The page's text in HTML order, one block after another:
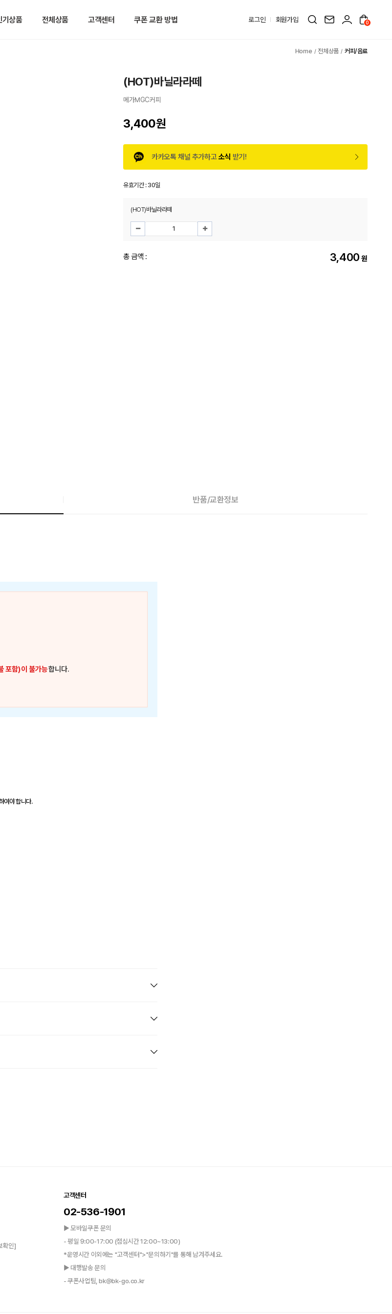
기상품 전체상품 고객센터 쿠폰 교환 방법 로그인 회원가입 0
전체상품 커피/음료
(HOT)바닐라라떼
메가MGC커피
3,400원
카카오톡 채널 추가하고소식 받기!
유효기간 :30일
(HOT)바닐라라떼
총 금액 : 3,400 원
반품/교환정보
포함)이 불가능합니다.
여야 합니다.
확인]
고객센터
02-536-1901
▶ 모바일쿠폰 문의
- 평일 9:00-17:00 (점심시간 12:00~13:00)
*운영시간 이외에는 "고객센터">"문의하기"를 통해 남겨주세요.
▶ 대행발송 문의
- 쿠폰사업팀, bk@bk-go.co.kr